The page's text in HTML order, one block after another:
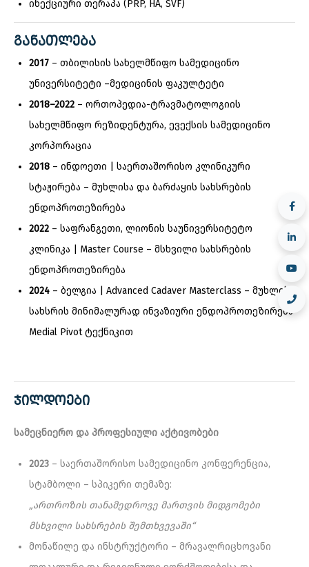
ინექციური თერაპა (PRP, HA, SVF)
ᲒᲐᲜᲐᲗᲚᲔᲑᲐ
2017 – თბილისის სახელმწიფო სამედიცინო
უნივერსიტეტი –მედიცინის ფაკულტეტი
2018–2022 – ორთოპედია-ტრავმატოლოგიის
სახელმწიფო რეზიდენტურა, ევექსის სამედიცინო
კორპორაცია
2018 – ინდოეთი | საერთაშორისო კლინიკური
სტაჟირება – მუხლისა და ბარძაყის სახსრების
ენდოპროთეზირება
2022 – საფრანგეთი, ლიონის საუნივერსიტეტო
კლინიკა | Master Course – მსხვილი სახსრების
ენდოპროთეზირება
2024 – ბელგია | Advanced Cadaver Masterclass – მუხლის
სახსრის მინიმალურად ინვაზიური ენდოპროთეზირება
Medial Pivot ტექნიკით
ᲯᲘᲚᲓᲝᲔᲑᲘ
სამეცნიერო და პროფესიული აქტივობები
2023 – საერთაშორისო სამედიცინო კონფერენცია,
სტამბოლი – სპიკერი თემაზე:
„ართროზის თანამედროვე მართვის მიდგომები
მსხვილი სახსრების შემთხვევაში“
მონაწილე და ინსტრუქტორი – მრავალრიცხოვანი